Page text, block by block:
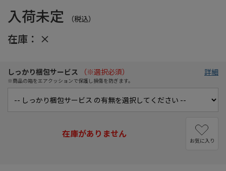
入荷未定 （税込）
在庫： ×
しっかり梱包サービス （※選択必須）
※商品の箱をエアクッションで保護し損傷を防ぎます。
詳細
在庫がありません
お気に入り